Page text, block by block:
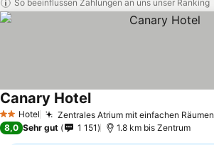
So beeinflussen Zahlungen an uns unser Ranking
2 Sterne
Hotel Zentrales Atrium mit einfachen Räumen
Canary Hotel
8,0 Sehr gut 1 151 1.8 km bis Zentrum